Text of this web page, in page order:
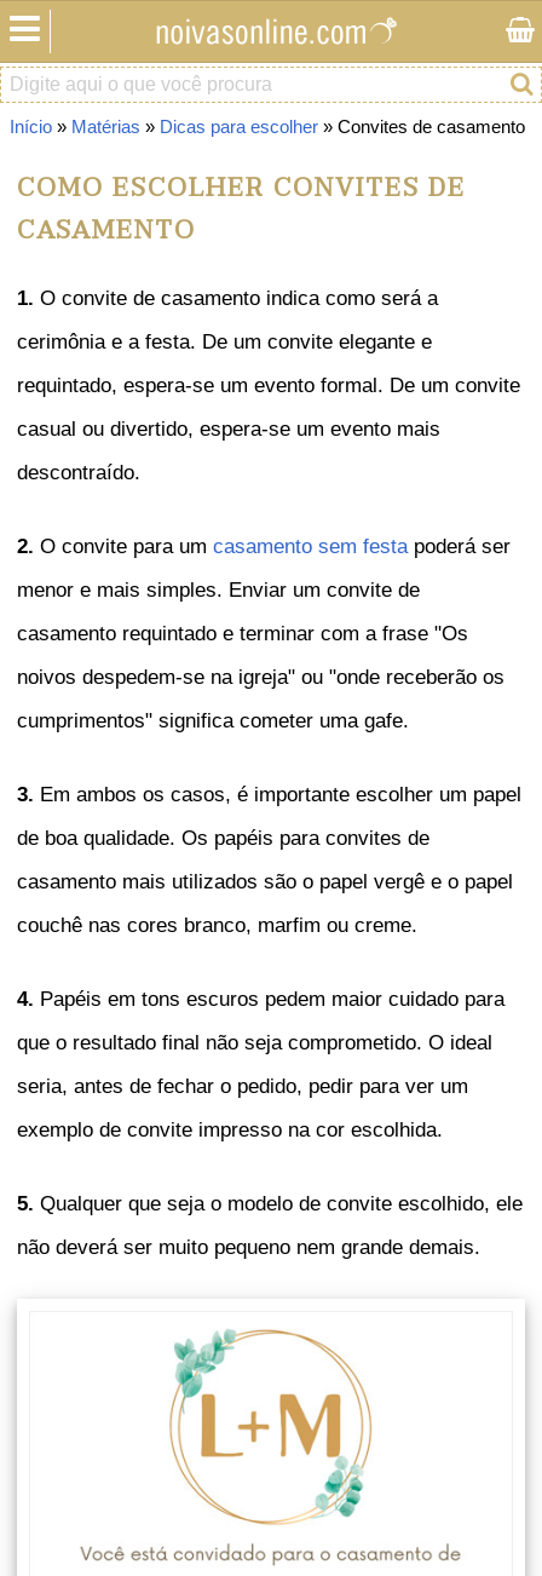
Início » Matérias » Dicas para escolher » Convites de casamento
COMO ESCOLHER CONVITES DE
CASAMENTO
1. O convite de casamento indica como será a
cerimônia e a festa. De um convite elegante e
requintado, espera-se um evento formal. De um convite
casual ou divertido, espera-se um evento mais
descontraído.
2. O convite para umcasamento sem festapoderá ser
menor e mais simples. Enviar um convite de
casamento requintado e terminar com a frase "Os
noivos despedem-se na igreja" ou "onde receberão os
cumprimentos" significa cometer uma gafe.
3. Em ambos os casos, é importante escolher um papel
de boa qualidade. Os papéis para convites de
casamento mais utilizados são o papel vergê e o papel
couchê nas cores branco, marfim ou creme.
4. Papéis em tons escuros pedem maior cuidado para
que o resultado final não seja comprometido. O ideal
seria, antes de fechar o pedido, pedir para ver um
exemplo de convite impresso na cor escolhida.
5. Qualquer que seja o modelo de convite escolhido, ele
não deverá ser muito pequeno nem grande demais.